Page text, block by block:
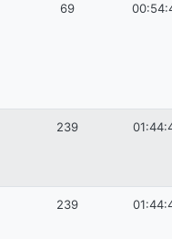
69
239
239